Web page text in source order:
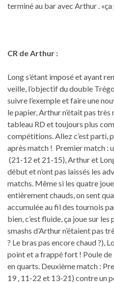
terminé au bar avec Arthur .
CR de Arthur :
Long s’étant imposé et ayant
veille, l’objectif du double
suivre l’exemple et faire une
le papier, Arthur n’était pas très
tableau RD et toujours plus
compétitions. Allez c’est parti,
après match ! Premier match :
(21-12 et 21-15), Arthur et
début et n’ont pas laissés les
matchs. Même si les quatre
entièrement chauds, on sent
accumulée au fil des tournois
bien, c’est fluide, ça joue sur
smashs d’Arthur n’étaient pas
? Le bras pas encore chaud ?),
point et a frappé fort ! Poule
en quarts. Deuxième match :
19 , 11-22 et 13-21) contre un